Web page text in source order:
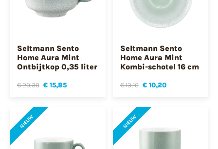
Seltmann Sento
Home Aura Mint
Ontbijtkop 0,35 liter
€ 20,30 € 15,85
Seltmann Sento
Home Aura Mint
Kombi-schotel 16 cm
€ 13,10 € 10,20
NIEUW NIEUW